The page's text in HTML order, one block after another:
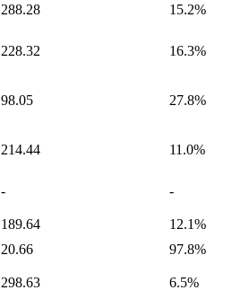
288.28 15.2%
228.32 16.3%
98.05 27.8%
214.44 11.0%
- -
189.64
12.1%
20.66 97.8%
298.63 6.5%